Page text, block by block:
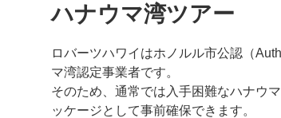
ハナウマ湾ツアー
ロバーツハワイはホノルル市公認（
マ湾認定事業者です。
そのため、通常では入手困難なハナウ
ッケージとして事前確保できます。